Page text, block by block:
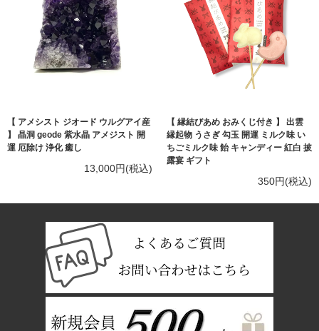
【 アメシスト ジオード ウルグアイ産
】 晶洞 geode 紫水晶 アメジスト 開
運 厄除け 浄化 癒し
13,000円(税込)
【 縁結びあめ おみくじ付き 】 出雲
縁起物 うさぎ 勾玉 開運 ミルク味 い
ちごミルク味 飴 キャンディー 紅白 披
露宴 ギフト
350円(税込)